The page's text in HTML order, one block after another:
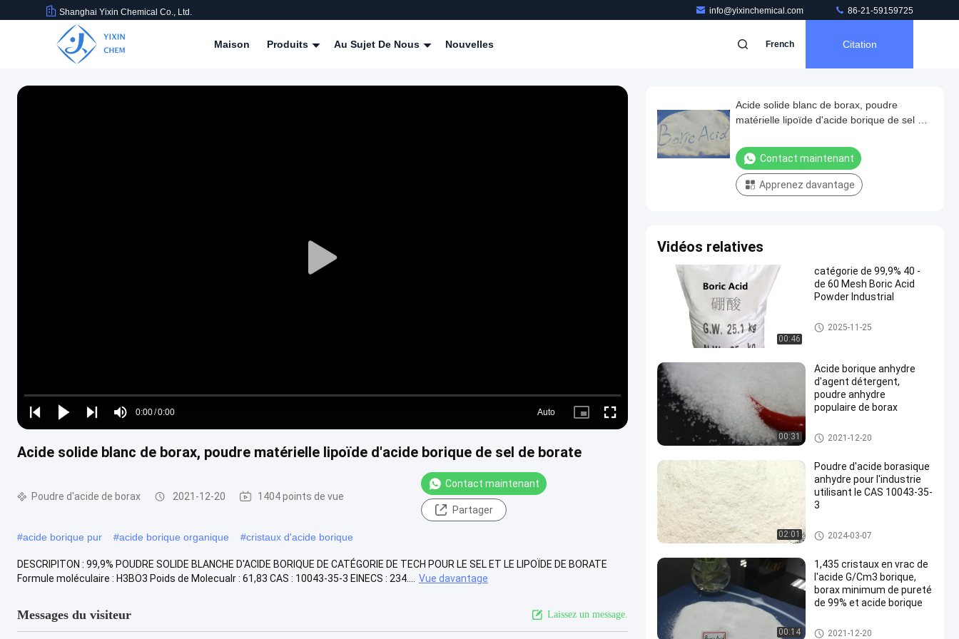
Shanghai Yixin Chemical Co., Ltd. info@yixinchemical.com 86-21-59159725
Maison Produits Au Sujet De Nous Nouvelles French Citation
Play
Play
Play
Play
Mute
Time
0:00/0:00
Loaded:
0%
Auto
Picture- Fullscreen
Acide solide blanc de borax, poudre matérielle lipoïde d'acide borique de sel de borate
Poudre d'acide de borax 2021-12-20 1404 points de vue
Contact maintenant
Partager
#acide borique pur #acide borique organique #cristaux d'acide borique
DESCRIPITON : 99,9% POUDRE SOLIDE BLANCHE D'ACIDE BORIQUE DE CATÉGORIE DE TECH POUR LE SEL ET LE LIPOÏDE DE BORATE
Formule moléculaire : H3BO3 Poids de Molecualr : 61,83 CAS : 10043-35-3 EINECS : 234....
Vue davantage
Messages du visiteur Laissez un message.
Acide solide blanc de borax, poudre
matérielle lipoïde d'acide borique de sel de
Contact maintenant
Apprenez davantage
Vidéos relatives
00:46
catégorie de 99,9% 40 -
de 60 Mesh Boric Acid
Powder Industrial
Poudre d'acide de borax
2025-11-25
00:31
Acide borique anhydre
d'agent détergent,
poudre anhydre
populaire de borax
Poudre d'acide de borax
2021-12-20
02:01
Poudre d'acide borasique
anhydre pour l'industrie
utilisant le CAS 10043-35-
3
Poudre d'acide de borax
2024-03-07
00:14
1,435 cristaux en vrac de
l'acide G/Cm3 borique,
borax minimum de pureté
de 99% et acide borique
Poudre d'acide de borax
2021-12-20